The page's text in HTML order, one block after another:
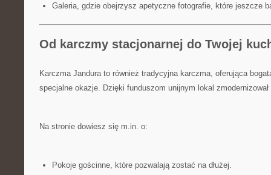
Galeria, gdzie obejrzysz apetyczne fotografie, które jeszcze
Od karczmy stacjonarnej do Twojej
Karczma Jandura to również tradycyjna karczma, oferująca
specjalne okazje. Dzięki funduszom unijnym lokal
Na stronie dowiesz się m.in. o:
Pokoje gościnne, które pozwalają zostać na dłużej.